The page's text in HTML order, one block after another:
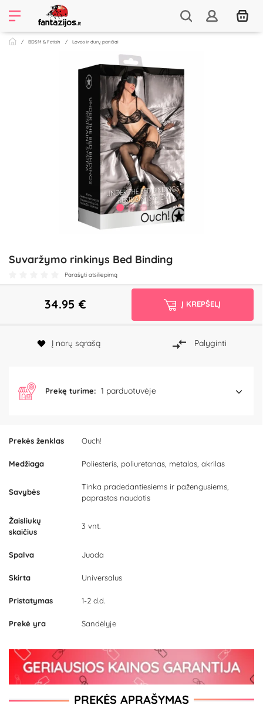
BDSM & Fetish Lovos ir durų pančiai
Suvaržymo rinkinys Bed Binding
Parašyti atsiliepimą
Prekės ženklas Ouch!
Medžiaga Poliesteris, poliuretanas, metalas, akrilas
Savybės
Tinka pradedantiesiems ir pažengusiems,
paprastas naudotis
Žaisliukų
skaičius
3 vnt.
Spalva Juoda
Skirta Universalus
Pristatymas 1-2 d.d.
Prekė yra Sandėlyje
34.95 € Į KREPŠELĮ
Į norų sąrašą Palyginti
Prekę turime: 1 parduotuvėje
PREKĖS APRAŠYMAS